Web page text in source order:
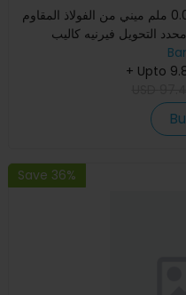
مقياس الارتفاع الرقمي 0-150 ملم 0.01 ملم ميني من الفولاذ المقاوم
التحويل فيرنيه كاليب
+ Upto
Save 36%